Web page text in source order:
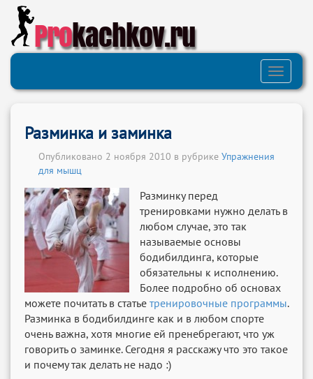
Prokachkov.ru
Toggle
Разминка и заминка
Опубликовано 2 ноября 2010 в рубрике Упражнения
для мышц
Разминку перед
тренировками нужно делать в
любом случае, это так
называемые основы
бодибилдинга, которые
обязательны к исполнению.
Более подробно об основах
можете почитать в статье тренировочные программы.
Разминка в бодибилдинге как и в любом спорте
очень важна, хотя многие ей пренебрегают, что уж
говорить о заминке. Сегодня я расскажу что это такое
и почему так делать не надо :)